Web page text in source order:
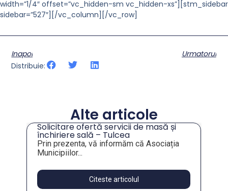
width=”1/4″ offset=”vc_hidden-sm vc_hidden-xs”][stm_sidebar
sidebar=”527″][/vc_column][/vc_row]
Inapoi
Urmatorul
Distribuie:
Alte articole
Solicitare ofertă servicii de masă și
închiriere sală – Tulcea
Prin prezenta, vă informăm că Asociația
Municipiilor...
Citeste articolul